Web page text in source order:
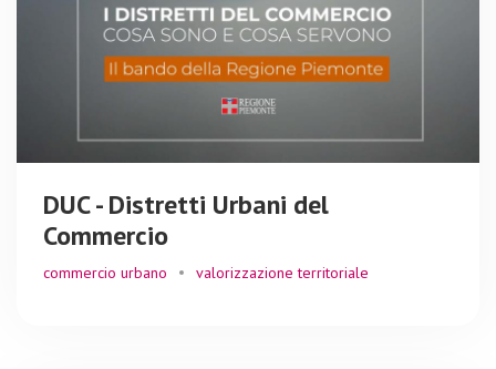
DUC - Distretti Urbani del
Commercio
commercio urbano valorizzazione territoriale